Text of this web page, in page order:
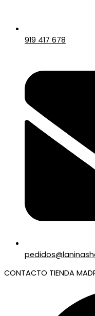
919 417 678
CONTACTO TIENDA